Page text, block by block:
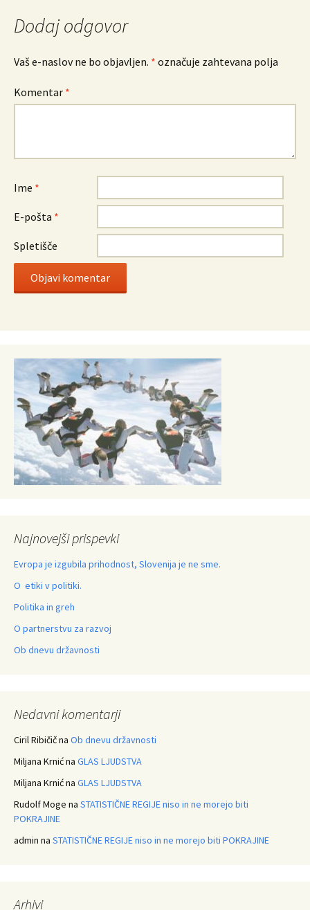
prispevkih
Dodaj odgovor
Vaš e-naslov ne bo objavljen. * označuje zahtevana polja
Komentar *
Ime *
E-pošta *
Spletišče
Najnovejši prispevki
Evropa je izgubila prihodnost, Slovenija je ne sme.
O etiki v politiki.
Politika in greh
O partnerstvu za razvoj
Ob dnevu državnosti
Nedavni komentarji
Ciril Ribičična Ob dnevu državnosti
Miljana Krnićna GLAS LJUDSTVA
Miljana Krnićna GLAS LJUDSTVA
Rudolf Moge na STATISTIČNE REGIJE niso in ne morejo biti
POKRAJINE
admin na STATISTIČNE REGIJE niso in ne morejo biti POKRAJINE
Arhivi